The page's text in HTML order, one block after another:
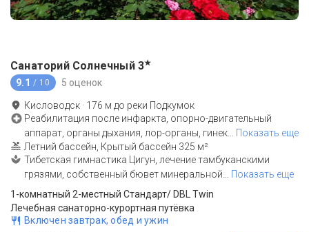
Санаторий Солнечный 3★
9.1 / 10 5 оценок
Кисловодск · 176 м до реки Подкумок
Реабилитация после инфаркта, опорно-двигательный
аппарат, органы дыхания, лор-органы, гинек… Показать еще
Летний бассейн, Крытый бассейн 325 м²
Тибетская гимнастика Цигун, лечение тамбуканскими
грязями, собственный бювет минеральной… Показать еще
1-комнатный 2-местный Стандарт/ DBL Twin
Лечебная санаторно-курортная путёвка
Включен завтрак, обед и ужин